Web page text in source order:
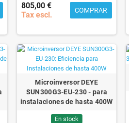
805,00 €
Tax escl.
COMPRAR
Microinversor DEYE
SUN300G3-EU-230 - para
instalaciones de hasta 400W
En stock